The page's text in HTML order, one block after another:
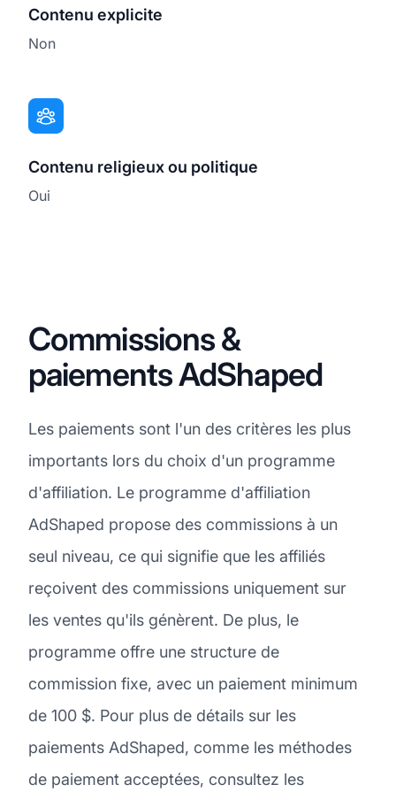
Contenu explicite
Non
Contenu religieux ou politique
Oui
Commissions &
paiements AdShaped
Les paiements sont l'un des critères les plus
importants lors du choix d'un programme
d'affiliation. Le programme d'affiliation
AdShaped propose des commissions à un
seul niveau, ce qui signifie que les affiliés
reçoivent des commissions uniquement sur
les ventes qu'ils génèrent. De plus, le
programme offre une structure de
commission fixe, avec un paiement minimum
de 100 $. Pour plus de détails sur les
paiements AdShaped, comme les méthodes
de paiement acceptées, consultez les